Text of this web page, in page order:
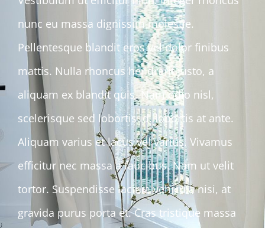
nunc eu massa dignissim molestie.
Pellentesque blandit eros vel dolor finibus
mattis. Nulla rhoncus hendrerit justo, a
aliquam ex blandit quis. Nam odio nisl,
scelerisque sed lobortis id, lobortis at ante.
Aliquam varius et lacus vel varius. Vivamus
efficitur nec massa a faucibus. Nam ut velit
tortor. Suspendisse lacinia vehicula nisi, at
gravida purus porta et. Cras tristique massa